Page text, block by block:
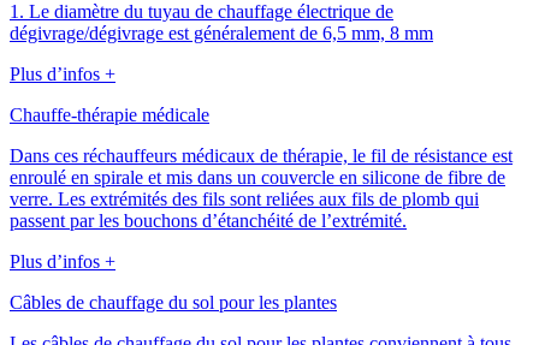
1. Le diamètre du tuyau de chauffage électrique de
dégivrage/dégivrage est généralement de 6,5 mm, 8 mm
Plus d’infos +
Chauffe-thérapie médicale
Dans ces réchauffeurs médicaux de thérapie, le fil de résistance est
enroulé en spirale et mis dans un couvercle en silicone de fibre de
verre. Les extrémités des fils sont reliées aux fils de plomb qui
passent par les bouchons d’étanchéité de l’extrémité.
Plus d’infos +
Câbles de chauffage du sol pour les plantes